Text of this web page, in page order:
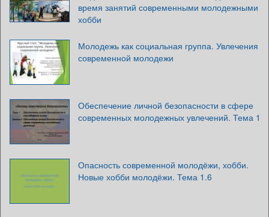
время занятий современными молодежными
хобби
Молодежь как социальная группа. Увлечения
современной молодежи
Обеспечение личной безопасности в сфере
современных молодежных увлечений. Тема 1
Опасность современной молодёжи, хобби.
Новые хобби молодёжи. Тема 1.6